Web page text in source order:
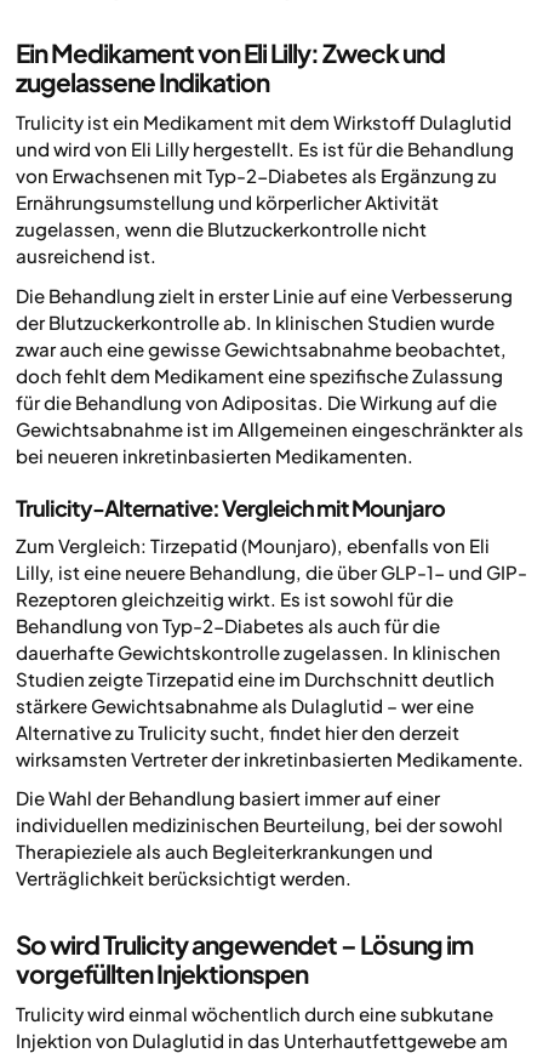
Ein Medikament von Eli Lilly: Zweck und
zugelassene Indikation
Trulicity ist ein Medikament mit dem Wirkstoff Dulaglutid
und wird von Eli Lilly hergestellt. Es ist für die Behandlung
von Erwachsenen mit Typ-2-Diabetes als Ergänzung zu
Ernährungsumstellung und körperlicher Aktivität
zugelassen, wenn die Blutzuckerkontrolle nicht
ausreichend ist.
Die Behandlung zielt in erster Linie auf eine Verbesserung
der Blutzuckerkontrolle ab. In klinischen Studien wurde
zwar auch eine gewisse Gewichtsabnahme beobachtet,
doch fehlt dem Medikament eine spezifische Zulassung
für die Behandlung von Adipositas. Die Wirkung auf die
Gewichtsabnahme ist im Allgemeinen eingeschränkter als
bei neueren inkretinbasierten Medikamenten.
Trulicity-Alternative: Vergleich mit Mounjaro
Zum Vergleich: Tirzepatid (Mounjaro), ebenfalls von Eli
Lilly, ist eine neuere Behandlung, die über GLP-1- und GIP-
Rezeptoren gleichzeitig wirkt. Es ist sowohl für die
Behandlung von Typ-2-Diabetes als auch für die
dauerhafte Gewichtskontrolle zugelassen. In klinischen
Studien zeigte Tirzepatid eine im Durchschnitt deutlich
stärkere Gewichtsabnahme als Dulaglutid – wer eine
Alternative zu Trulicity sucht, findet hier den derzeit
wirksamsten Vertreter der inkretinbasierten Medikamente.
Die Wahl der Behandlung basiert immer auf einer
individuellen medizinischen Beurteilung, bei der sowohl
Therapieziele als auch Begleiterkrankungen und
Verträglichkeit berücksichtigt werden.
So wird Trulicity angewendet – Lösung im
vorgefüllten Injektionspen
Trulicity wird einmal wöchentlich durch eine subkutane
Injektion von Dulaglutid in das Unterhautfettgewebe am